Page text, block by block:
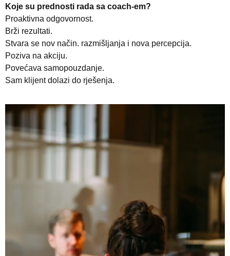
Koje su prednosti rada sa coach-em?
Proaktivna odgovornost.
Brži rezultati.
Stvara se nov način. razmišljanja i nova percepcija.
Poziva na akciju.
Povećava samopouzdanje.
Sam klijent dolazi do rješenja.